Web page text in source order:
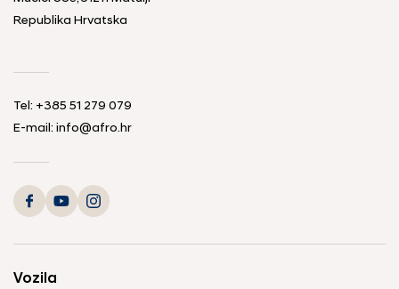
Republika Hrvatska
Tel: +385 51 279 079
E-mail: info@afro.hr
Vozila